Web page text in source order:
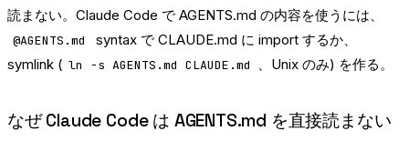
読まない。Claude Code で AGENTS.md の内容を使うには、
@AGENTS.md
syntax で CLAUDE.md に import するか、
symlink ( ln -s AGENTS.md CLAUDE.md 、Unix のみ) を作る。
なぜ Claude Code は AGENTS.md を直接読まない